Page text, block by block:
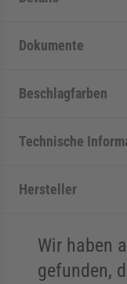
Dokumente
Beschlagfarben
Technische
Hersteller
Wir haben
gefunden,